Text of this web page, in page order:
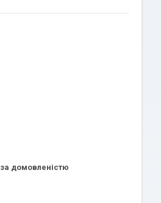
за домовленістю